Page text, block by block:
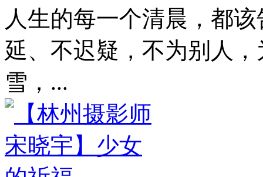
人生的每一个清晨，都
延、不迟疑，不为别人
雪，...